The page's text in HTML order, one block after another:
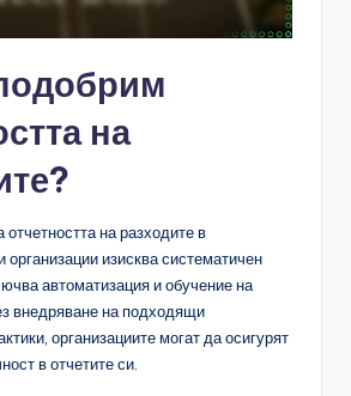
на
на разходите в
организации изисква систематичен
автоматизация и обучение на
внедряване на подходящи
организациите могат да осигурят
в отчетите си.